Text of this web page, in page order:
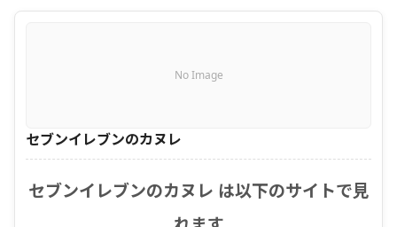
No Image
セブンイレブンのカヌレ
セブンイレブンのカヌレ は以下のサイトで見